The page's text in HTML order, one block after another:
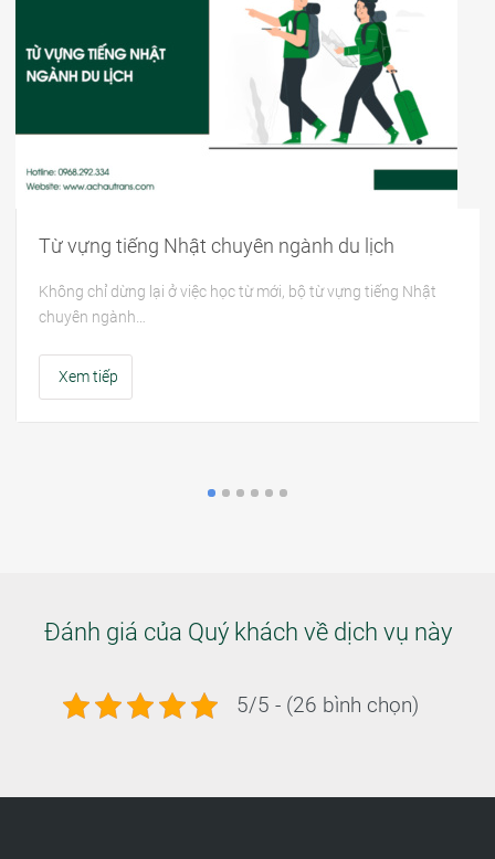
Từ vựng tiếng Nhật chuyên ngành du lịch
Không chỉ dừng lại ở việc học từ mới, bộ từ vựng tiếng Nhật
chuyên ngành…
Xem tiếp
Đánh giá của Quý khách về dịch vụ này
5/5 - (26 bình chọn)